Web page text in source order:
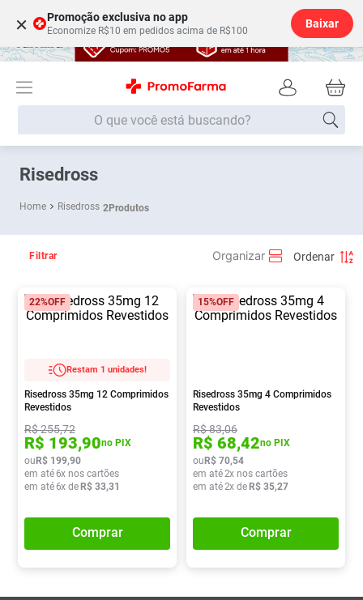
× Promoção exclusiva no app
Economize R$10 em pedidos acima de R$100
Baixar
O que você está buscando?
Risedross
Risedross 2Produtos
Filtrar
22%OFF
Restam 1 unidades!
Risedross 35mg 12 Comprimidos
Revestidos
R$255,72
R$ 193,90no PIX
ouR$ 199,90
em até6x nos cartões
em até6x deR$ 33,31
Comprar
15%OFF
Risedross 35mg 4 Comprimidos
Revestidos
R$83,06
R$ 68,42no PIX
ouR$ 70,54
em até2x nos cartões
em até2x deR$ 35,27
Comprar
Termos mais buscados
1 º Fralda
3º
5º Fralda G
9º Lavitan
10º Vitamina D